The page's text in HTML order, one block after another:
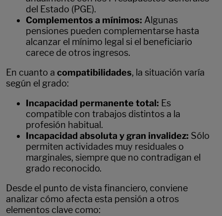
del Estado (PGE).
Complementos a mínimos: Algunas
pensiones pueden complementarse hasta
alcanzar el mínimo legal si el beneficiario
carece de otros ingresos.
En cuanto a compatibilidades, la situación varía
según el grado:
Incapacidad permanente total: Es
compatible con trabajos distintos a la
profesión habitual.
Incapacidad absoluta y gran invalidez: Sólo
permiten actividades muy residuales o
marginales, siempre que no contradigan el
grado reconocido.
Desde el punto de vista financiero, conviene
analizar cómo afecta esta pensión a otros
elementos clave como: